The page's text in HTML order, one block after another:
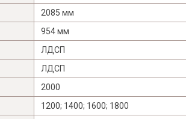
обработки персональных данных и
согласен на их обработку.
2085 мм
954 мм
ЛДСП
ЛДСП
2000
1200; 1400; 1600; 1800